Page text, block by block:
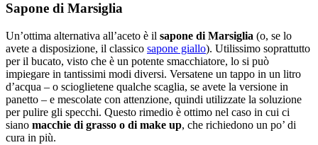
Sapone di Marsiglia
Un’ottima alternativa all’aceto è il sapone di Marsiglia (o, se lo
avete a disposizione, il classico sapone giallo). Utilissimo soprattutto
per il bucato, visto che è un potente smacchiatore, lo si può
impiegare in tantissimi modi diversi. Versatene un tappo in un litro
d’acqua – o scioglietene qualche scaglia, se avete la versione in
panetto – e mescolate con attenzione, quindi utilizzate la soluzione
per pulire gli specchi. Questo rimedio è ottimo nel caso in cui ci
siano macchie di grasso o di make up, che richiedono un po’ di
cura in più.